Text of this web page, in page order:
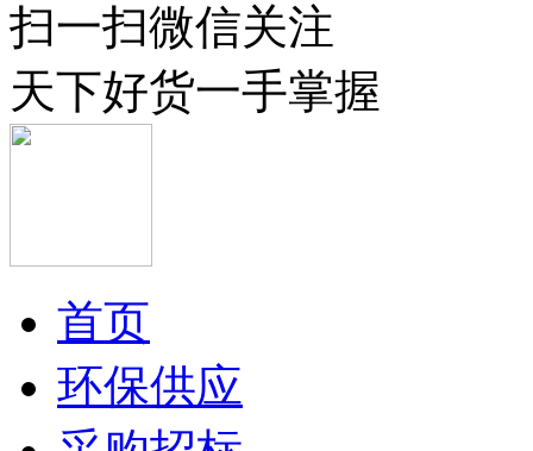
扫一扫微信关注
天下好货一手掌握
首页
环保供应